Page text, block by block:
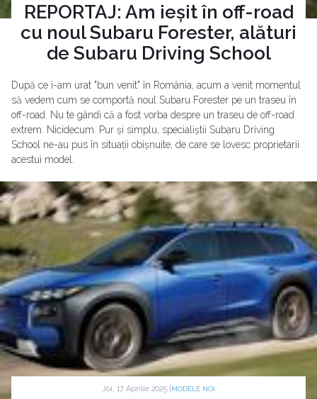
REPORTAJ: Am ieșit în off-road
cu noul Subaru Forester, alături
de Subaru Driving School
După ce i-am urat "bun venit" în România, acum a venit momentul
să vedem cum se comportă noul Subaru Forester pe un traseu în
off-road. Nu te gândi că a fost vorba despre un traseu de off-road
extrem. Nicidecum. Pur și simplu, specialiștii Subaru Driving
School ne-au pus în situații obișnuite, de care se lovesc proprietarii
acestui model.
Joi, 17 Aprilie 2025 | MODELE NOI